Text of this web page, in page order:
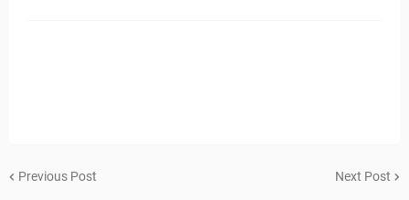
Previous Post Next Post